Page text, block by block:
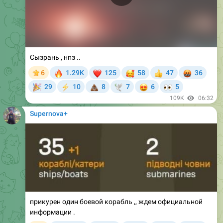
Сызрань , нпз ..
6
1.29K
❤
125
🥰
58
👍
47
🤬
36
29 10
💩
8
🕊
7
😍
6
👀
5
109K 06:32
Supernova+
прикурен один боевой корабль ,, ждем официальной
информации .